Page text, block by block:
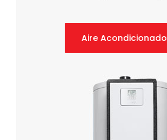
Aire Acondicionado